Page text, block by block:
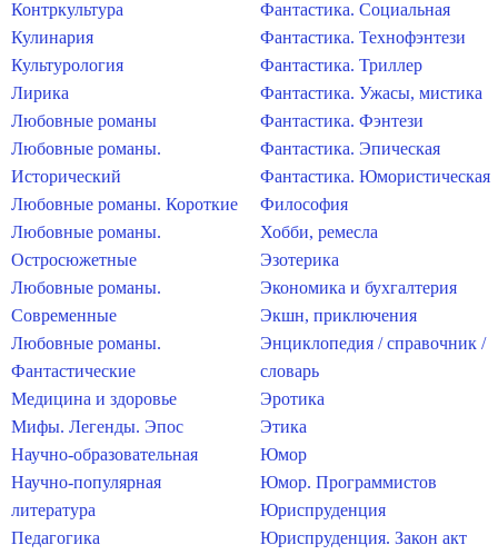
Контркультура
Кулинария
Культурология
Лирика
Любовные романы
Любовные романы.
Исторический
Любовные романы. Короткие
Любовные романы.
Остросюжетные
Любовные романы.
Современные
Любовные романы.
Фантастические
Медицина и здоровье
Мифы. Легенды. Эпос
Научно-образовательная
Научно-популярная
литература
Педагогика
Фантастика. Социальная
Фантастика. Технофэнтези
Фантастика. Триллер
Фантастика. Ужасы, мистика
Фантастика. Фэнтези
Фантастика. Эпическая
Фантастика. Юмористическая
Философия
Хобби, ремесла
Эзотерика
Экономика и бухгалтерия
Экшн, приключения
Энциклопедия / справочник /
словарь
Эротика
Этика
Юмор
Юмор. Программистов
Юриспруденция
Юриспруденция. Закон акт